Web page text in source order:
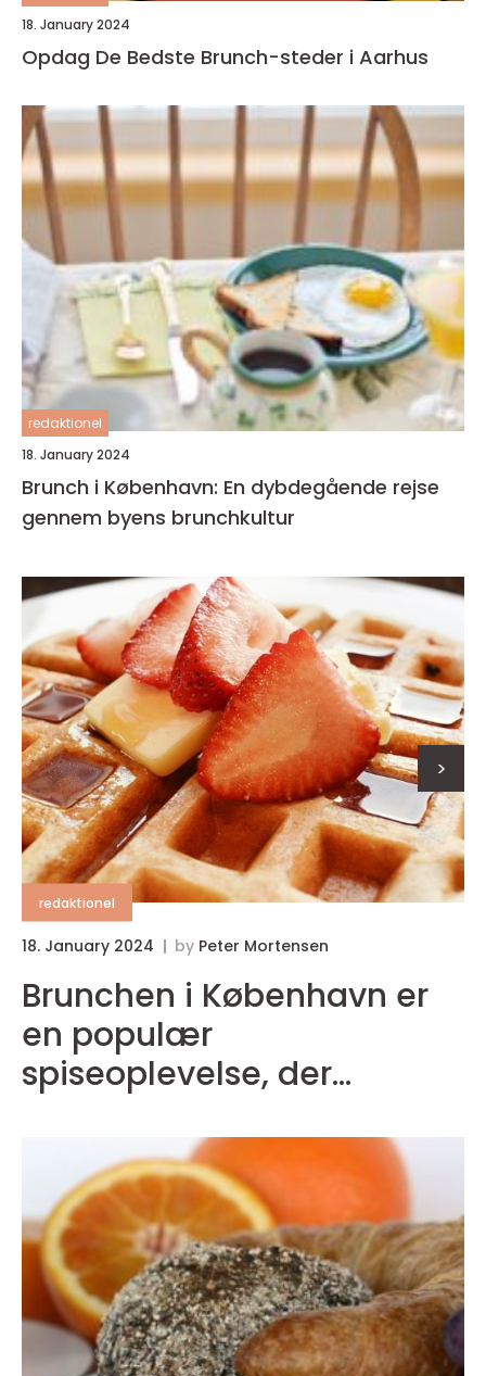
18. January 2024
Opdag De Bedste Brunch-steder i Aarhus
redaktionel
18. January 2024
Brunch i København: En dybdegående rejse
gennem byens brunchkultur
redaktionel
18. January 2024 by Peter Mortensen
Brunchen i København er
en populær
spiseoplevelse, der
og turister
>